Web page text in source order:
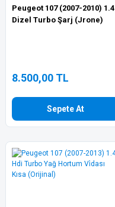
Peugeot 107 (2007-2010) 1.4
Dizel Turbo Şarj (Jrone)
8.500,00 TL
Sepete At